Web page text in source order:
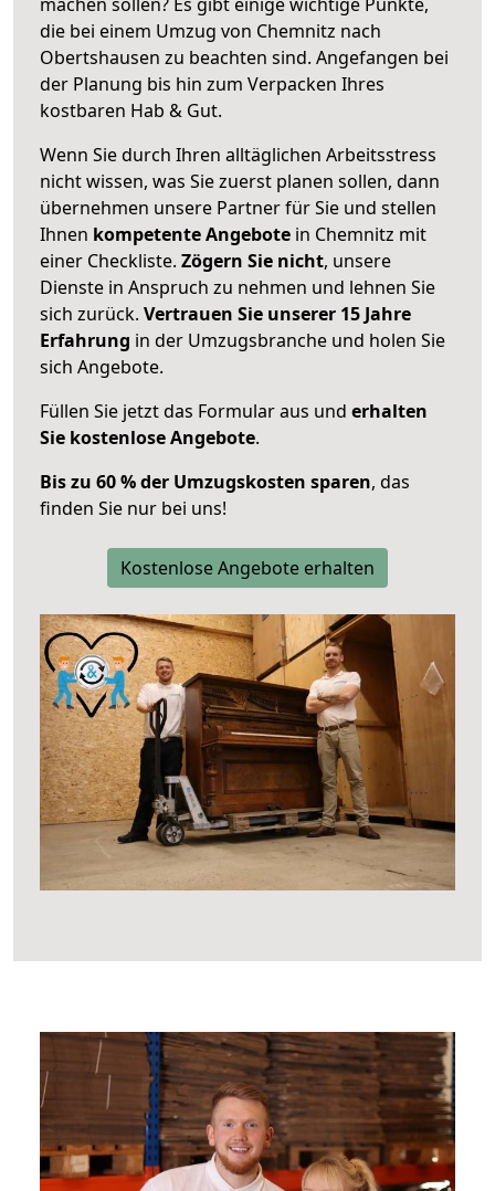
die bei einem Umzug von Chemnitz nach
Obertshausen zu beachten sind. Angefangen bei
der Planung bis hin zum Verpacken Ihres
kostbaren Hab & Gut.
Wenn Sie durch Ihren alltäglichen Arbeitsstress
nicht wissen, was Sie zuerst planen sollen, dann
übernehmen unsere Partner für Sie und stellen
Ihnen kompetente Angebote in Chemnitz mit
einer Checkliste. Zögern Sie nicht, unsere
Dienste in Anspruch zu nehmen und lehnen Sie
sich zurück. Vertrauen Sie unserer 15 Jahre
Erfahrung in der Umzugsbranche und holen Sie
sich Angebote.
Füllen Sie jetzt das Formular aus und erhalten
Sie kostenlose Angebote.
Bis zu 60 % der Umzugskosten sparen, das
finden Sie nur bei uns!
Kostenlose Angebote erhalten